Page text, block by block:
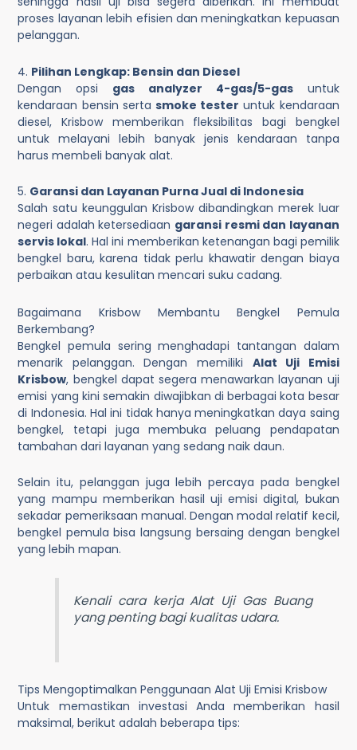
proses layanan lebih efisien dan meningkatkan kepuasan
pelanggan.
4. Pilihan Lengkap: Bensin dan Diesel
Dengan opsi gas analyzer 4-gas/5-gasuntuk
kendaraan bensin serta smoke tester untuk kendaraan
diesel, Krisbow memberikan fleksibilitas bagi bengkel
untuk melayani lebih banyak jenis kendaraan tanpa
harus membeli banyak alat.
5. Garansi dan Layanan Purna Jual di Indonesia
Salah satu keunggulan Krisbow dibandingkan merek luar
negeri adalah ketersediaan garansi resmi dan layanan
servis lokal. Hal ini memberikan ketenangan bagi pemilik
bengkel baru, karena tidak perlu khawatir dengan biaya
perbaikan atau kesulitan mencari suku cadang.
Bagaimana Krisbow Membantu Bengkel Pemula
Berkembang?
Bengkel pemula sering menghadapi tantangan dalam
menarik pelanggan. Dengan memiliki Alat Uji Emisi
Krisbow, bengkel dapat segera menawarkan layanan uji
emisi yang kini semakin diwajibkan di berbagai kota besar
di Indonesia. Hal ini tidak hanya meningkatkan daya saing
bengkel, tetapi juga membuka peluang pendapatan
tambahan dari layanan yang sedang naik daun.
Selain itu, pelanggan juga lebih percaya pada bengkel
yang mampu memberikan hasil uji emisi digital, bukan
sekadar pemeriksaan manual. Dengan modal relatif kecil,
bengkel pemula bisa langsung bersaing dengan bengkel
yang lebih mapan.
Kenali cara kerjaAlat Uji Gas Buang
yang penting bagi kualitas udara.
Tips Mengoptimalkan Penggunaan Alat Uji Emisi Krisbow
Untuk memastikan investasi Anda memberikan hasil
maksimal, berikut adalah beberapa tips: